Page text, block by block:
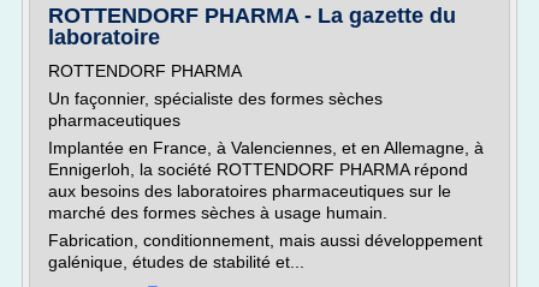
ROTTENDORF PHARMA - La gazette du
laboratoire
ROTTENDORF PHARMA
Un façonnier, spécialiste des formes sèches
pharmaceutiques
Implantée en France, à Valenciennes, et en Allemagne, à
Ennigerloh, la société ROTTENDORF PHARMA répond
aux besoins des laboratoires pharmaceutiques sur le
marché des formes sèches à usage humain.
Fabrication, conditionnement, mais aussi développement
galénique, études de stabilité et...